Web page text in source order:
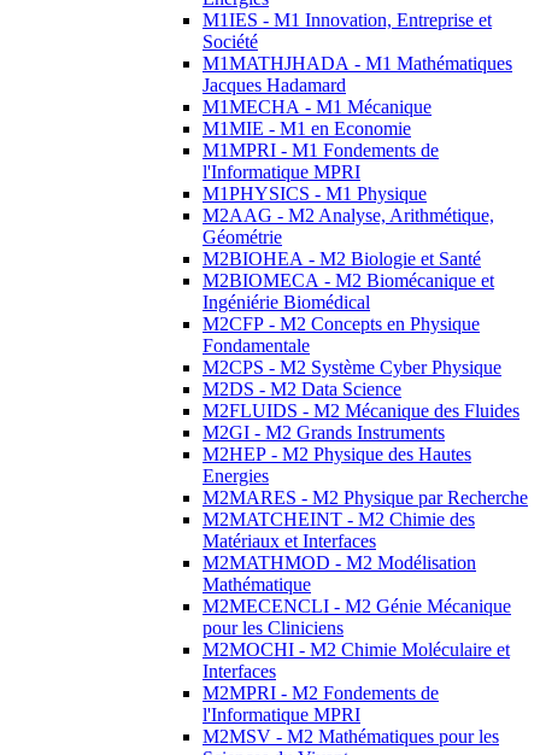
M1IES - M1 Innovation, Entreprise et
Société
M1MATHJHADA - M1 Mathématiques
Jacques Hadamard
M1MECHA - M1 Mécanique
M1MIE - M1 en Economie
M1MPRI - M1 Fondements de
l'Informatique MPRI
M1PHYSICS - M1 Physique
M2AAG - M2 Analyse, Arithmétique,
Géométrie
M2BIOHEA - M2 Biologie et Santé
M2BIOMECA - M2 Biomécanique et
Ingéniérie Biomédical
M2CFP - M2 Concepts en Physique
Fondamentale
M2CPS - M2 Système Cyber Physique
M2DS - M2 Data Science
M2FLUIDS - M2 Mécanique des Fluides
M2GI - M2 Grands Instruments
M2HEP - M2 Physique des Hautes
Energies
M2MARES - M2 Physique par Recherche
M2MATCHEINT - M2 Chimie des
Matériaux et Interfaces
M2MATHMOD - M2 Modélisation
Mathématique
M2MECENCLI - M2 Génie Mécanique
pour les Cliniciens
M2MOCHI - M2 Chimie Moléculaire et
Interfaces
M2MPRI - M2 Fondements de
l'Informatique MPRI
M2MSV - M2 Mathématiques pour les